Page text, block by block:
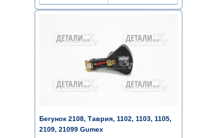
Бегунок 2108, Таврия, 1102, 1103, 1105,
2109, 21099 Gumex